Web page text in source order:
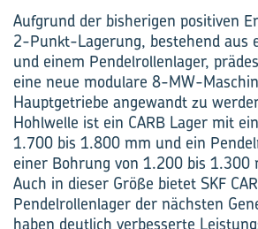
Aufgrund der bisherigen positiven
2-Punkt-Lagerung, bestehend aus
und einem Pendelrollenlager,
eine neue modulare 8-MW-
Hauptgetriebe angewandt zu
Hohlwelle ist ein CARB Lager mit
1.700 bis 1.800 mm und ein
einer Bohrung von 1.200 bis 1.300
Auch in dieser Größe bietet SKF
Pendelrollen­lager der nächsten
haben deutlich verbesserte